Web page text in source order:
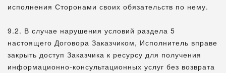
исполнения Сторонами своих обязательств по нему.
9.2. В случае нарушения условий раздела 5
настоящего Договора Заказчиком, Исполнитель вправе
закрыть доступ Заказчика к ресурсу для получения
информационно-консультационных услуг без возврата